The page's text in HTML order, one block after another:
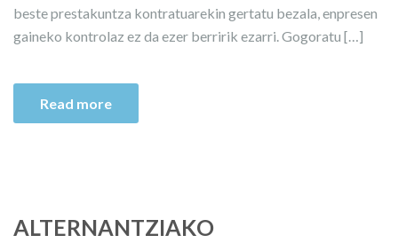
beste prestakuntza kontratuarekin gertatu bezala, enpresen
gaineko kontrolaz ez da ezer berririk ezarri. Gogoratu […]
Read more
ALTERNANTZIAKO